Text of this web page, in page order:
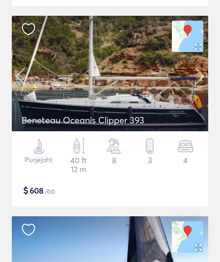
Beneteau Oceanis Clipper 393
Purjejaht
40 ft
12 m
8 3 4
$608 /öö